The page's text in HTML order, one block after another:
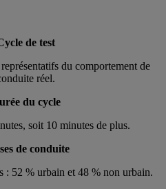
de test
du comportement de
réel.
du cycle
soit 10 minutes de plus.
de conduite
: 52 % urbain et 48 % non urbain.